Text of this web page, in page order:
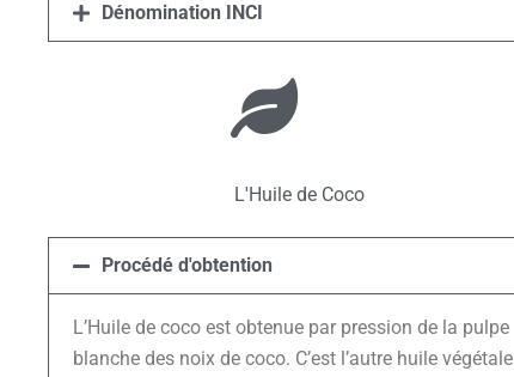
Dénomination INCI
L'Huile de Coco
Procédé d'obtention
L’Huile de coco est obtenue par pression de la pulpe
blanche des noix de coco. C’est l’autre huile végétale